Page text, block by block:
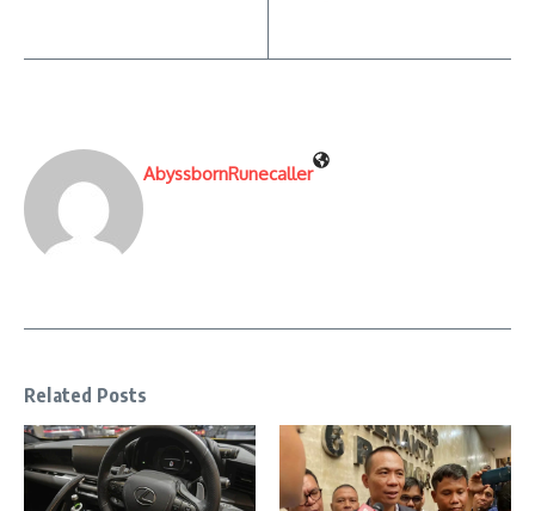
AbyssbornRunecaller
Related Posts